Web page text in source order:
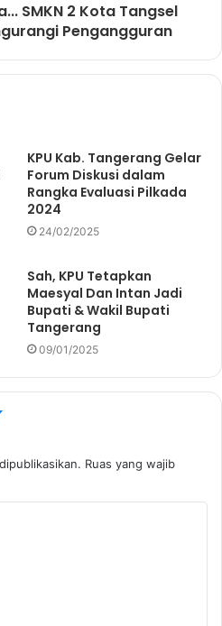
SMKN 2 Kota Tangsel
Pengangguran
KPU Kab. Tangerang Gelar
Forum Diskusi dalam
Rangka Evaluasi Pilkada
2024
24/02/2025
Sah, KPU Tetapkan
Maesyal Dan Intan Jadi
Bupati & Wakil Bupati
Tangerang
09/01/2025
Ruas yang wajib